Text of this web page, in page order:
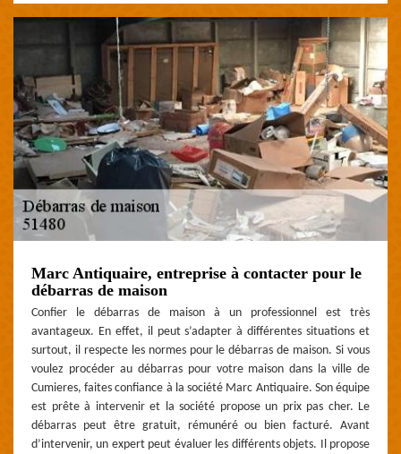
Marc Antiquaire, entreprise à contacter pour le
débarras de maison
Confier le débarras de maison à un professionnel est très
avantageux. En effet, il peut s’adapter à différentes situations et
surtout, il respecte les normes pour le débarras de maison. Si vous
voulez procéder au débarras pour votre maison dans la ville de
Cumieres, faites confiance à la société Marc Antiquaire. Son équipe
est prête à intervenir et la société propose un prix pas cher. Le
débarras peut être gratuit, rémunéré ou bien facturé. Avant
d’intervenir, un expert peut évaluer les différents objets. Il propose